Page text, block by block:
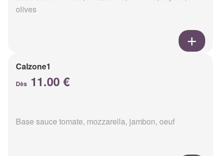
olives
Calzone1
Dès 11.00 €
Base sauce tomate, mozzarella, jambon, oeuf